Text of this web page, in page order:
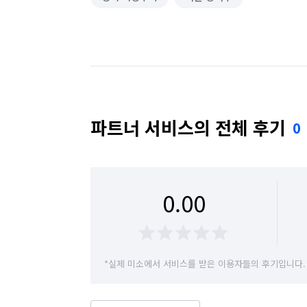
파트너 서비스의 전체 후기 0
0.00
*실제 미소에서 서비스를 받은 이용자들의 후기입니다.